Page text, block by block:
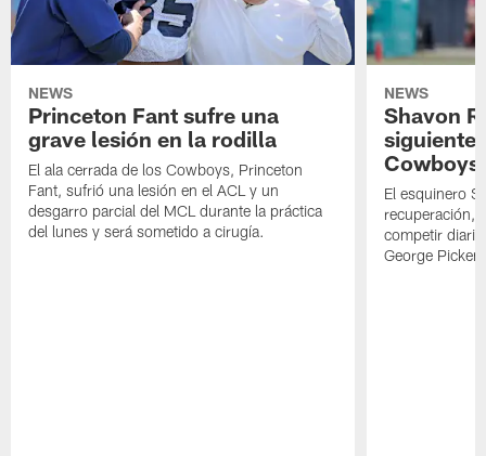
NEWS
Princeton Fant sufre una
grave lesión en la rodilla
El ala cerrada de los Cowboys, Princeton
Fant, sufrió una lesión en el ACL y un
desgarro parcial del MCL durante la práctica
del lunes y será sometido a cirugía.
NEWS
Shavon
siguiente
Cowboys
El esquinero
recuperación,
competir
George